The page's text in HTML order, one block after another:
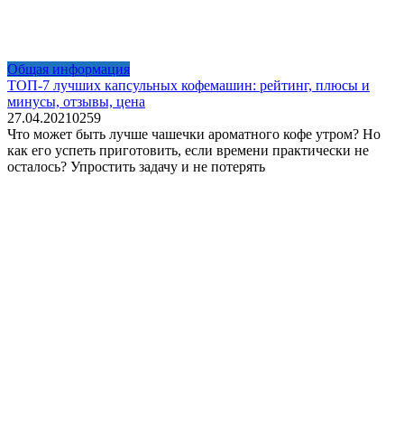
Общая информация
ТОП-7 лучших капсульных кофемашин: рейтинг, плюсы и
минусы, отзывы, цена
27.04.20210259
Что может быть лучше чашечки ароматного кофе утром? Но
как его успеть приготовить, если времени практически не
осталось? Упростить задачу и не потерять